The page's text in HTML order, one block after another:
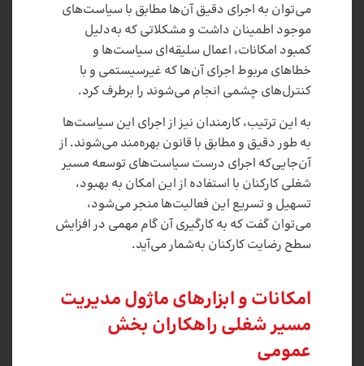
می‌توان به اجرای دقیق آن‌ها مطابق با سیاست‌های
موجود اطمینان داشت و مشکلاتی که به‌دلیل
کمبود امکانات، اعمال سلیقه‌ای سیاست‌ها و
خطاهای مربوط اجرای آن‌ها که غیرسیستمی و با
کنترل‌های چشمی انجام می‌شوند را برطرف کرد.
به ‌این ترتیب، کارمندان نیز از اجرای این سیاست‌ها
به طور دقیق و مطابق با قانون بهره‌مند می‌شوند. از
آن‌جایی‌که اجرای درست سیاست‌های توسعه‌ مسیر
شغلی کارکنان با استفاده از این امکان به بهبود،
تسهیل و تسریع این فعالیت‌ها منجر می‌شود،
می‌توان گفت که به کارگیری آن گام مهمی در افزایش
سطح رضایت کارکنان به‌شمار می‌آید.
امکانات و ابزارهای ماژول مدیریت
مسیر شغلی راهکاران بخش
عمومی